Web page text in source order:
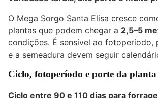
O Mega Sorgo Santa Elisa cresce
plantas que podem chegar a 2,5–5
condições. É sensível ao
e a semeadura devem seguir
Ciclo, fotoperíodo e porte da planta
Ciclo entre 90 e 110 dias para